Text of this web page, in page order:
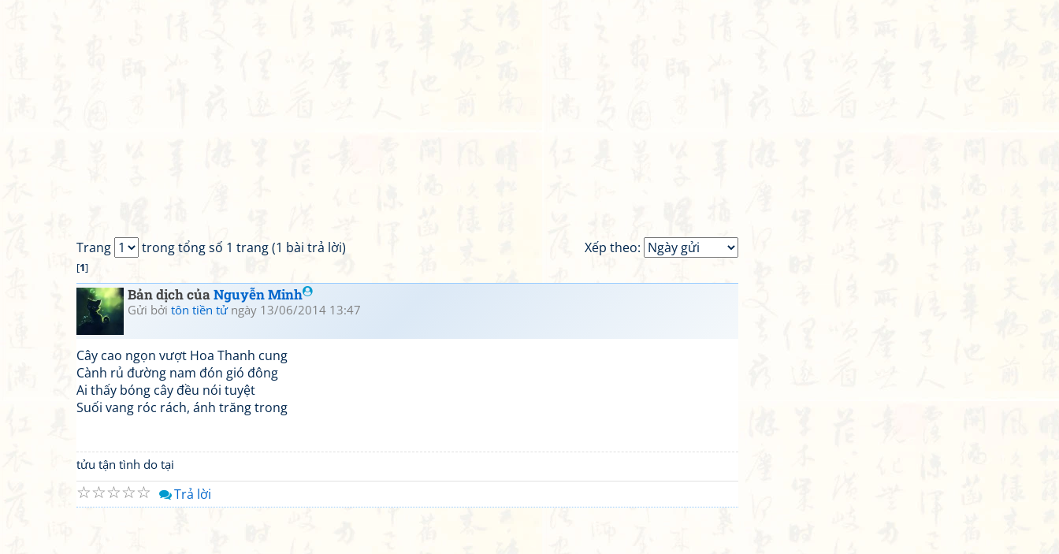
Xếp theo:
Trang trong tổng số 1 trang (1 bài trả lời)
[1]
Bản dịch củaNguyễn Minh
Gửi bởi tôn tiền tửngày 13/06/2014 13:47
Cây cao ngọn vượt Hoa Thanh cung
Cành rủ đường nam đón gió đông
Ai thấy bóng cây đều nói tuyệt
Suối vang róc rách, ánh trăng trong
tửu tận tình do tại
☆
☆
☆
☆
☆ Trả lời